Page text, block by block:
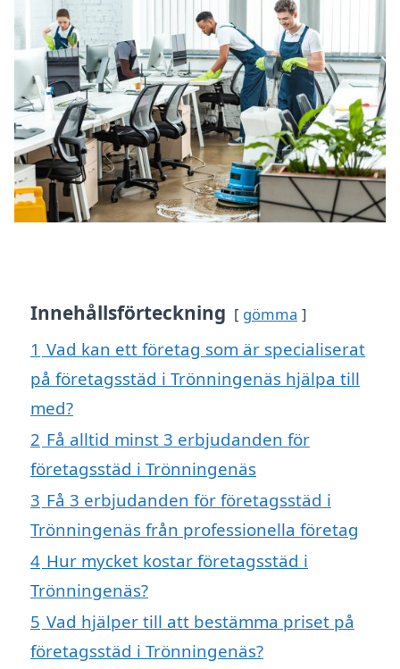
Innehållsförteckning gömma
1 Vad kan ett företag som är specialiserat
på företagsstäd i Trönningenäs hjälpa till
med?
2 Få alltid minst 3 erbjudanden för
företagsstäd i Trönningenäs
3 Få 3 erbjudanden för företagsstäd i
Trönningenäs från professionella företag
4 Hur mycket kostar företagsstäd i
Trönningenäs?
5 Vad hjälper till att bestämma priset på
företagsstäd i Trönningenäs?